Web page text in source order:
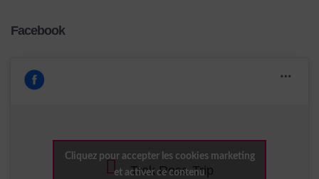
Facebook
Trek Rose Trip
Cliquez pour accepter les cookies marketing
et activer ce contenu